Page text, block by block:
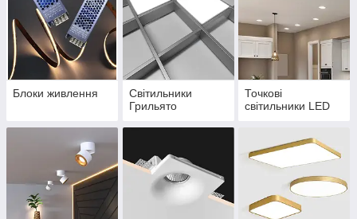
Блоки живлення
Світильники
Грильято
Точкові
світильники LED